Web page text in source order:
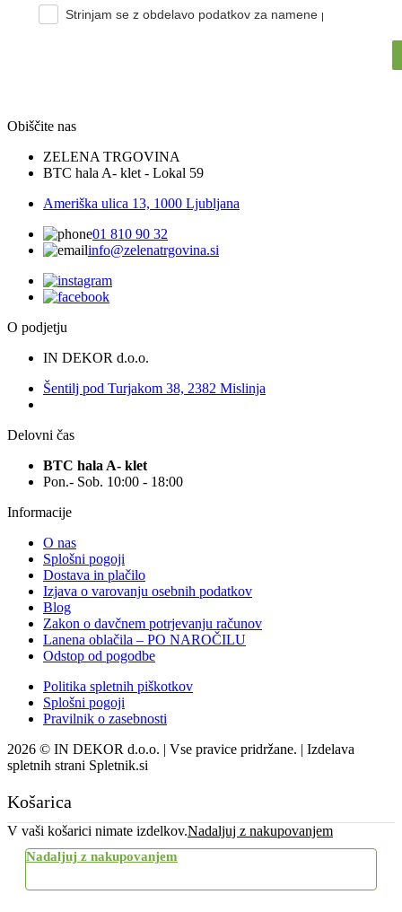
Strinjam se z obdelavo podatkov za namene pošiljanja e-
Obiščite nas
ZELENA TRGOVINA
BTC hala A- klet - Lokal 59
Ameriška ulica 13, 1000 Ljubljana
01 810 90 32
info@zelenatrgovina.si
O podjetju
IN DEKOR d.o.o.
Šentilj pod Turjakom 38, 2382 Mislinja
Delovni čas
BTC hala A- klet
Pon.- Sob. 10:00 - 18:00
Informacije
O nas
Splošni pogoji
Dostava in plačilo
Izjava o varovanju osebnih podatkov
Blog
Zakon o davčnem potrjevanju računov
Lanena oblačila – PO NAROČILU
Odstop od pogodbe
Politika spletnih piškotkov
Splošni pogoji
Pravilnik o zasebnosti
2026 © IN DEKOR d.o.o. | Vse pravice pridržane. | Izdelava
spletnih strani Spletnik.si
Košarica
V vaši košarici nimate izdelkov.Nadaljuj z nakupovanjem
Nadaljuj z nakupovanjem